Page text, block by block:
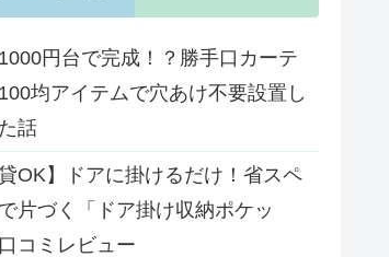
円台で完成！？勝手口カーテ
均アイテムで穴あけ不要設置し
話
貸OK】ドアに掛けるだけ！省スペ
片づく「ドア掛け収納ポケッ
コミレビュー